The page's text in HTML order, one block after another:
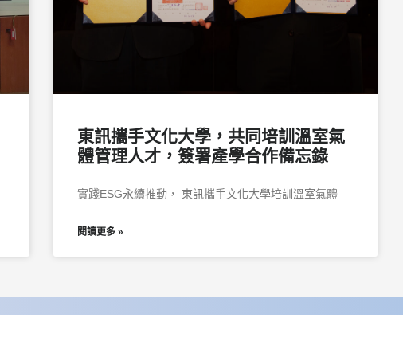
東訊攜手文化大學，共同培訓溫室氣
體管理人才，簽署產學合作備忘錄
實踐ESG永續推動， 東訊攜手文化大學培訓溫室氣體
閱讀更多 »